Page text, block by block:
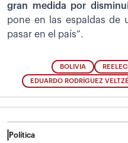
gran medida por
pone en las espaldas de
pasar en el país”.
BOLIVIA
EDUARDO RODRÍGUEZ VELTZÉ
Política